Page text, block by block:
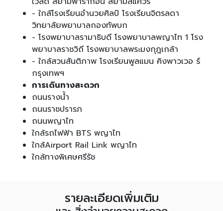
- ใกล้โรงเรียนอำนวยศิลป์ โรงเรียนจิตรลดา
วิทยาลัยพยาบาลกองทัพบก
- โรงพยาบาลรามาธิบดี โรงพยาบาลพญาไท 1 โรง
พยาบาลราชวิถี โรงพยาบาลพระมงกุฎเกล้า
- ใกล้สวนสันติภาพ โรงเรียนพูลแมน คิงพาวเวอ ร์
กรุงเทพฯ
การเดินทางสะดวก
ถนนรางน้ำ
ถนนราชปรารภ
ถนนพญาไท
ใกล้รถไฟฟ้า BTS พญาไท
ใกล้Airport Rail Link พญาไท
ใกล้ทางพิเศษศรีรัช
รายละเอียดเพิ่มเติม